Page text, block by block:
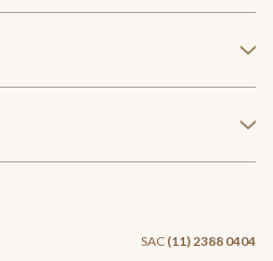
+
+
SAC (11) 2388 0404